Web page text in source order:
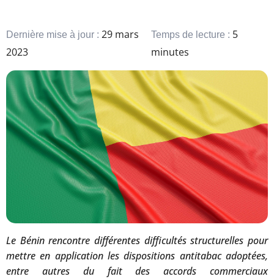
Dernière mise à jour : 29 mars
2023
Temps de lecture : 5
minutes
Le Bénin rencontre différentes difficultés structurelles pour
mettre en application les dispositions antitabac adoptées,
entre autres du fait des accords commerciaux